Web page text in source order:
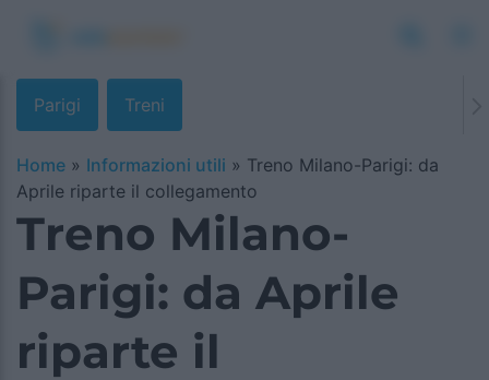
Parigi Treni
Home » Informazioni utili » Treno Milano-Parigi: da
Aprile riparte il collegamento
Treno Milano-
Parigi: da Aprile
riparte il